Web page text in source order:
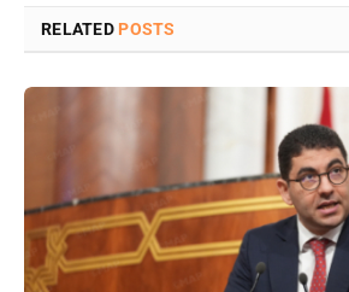
RELATED POSTS